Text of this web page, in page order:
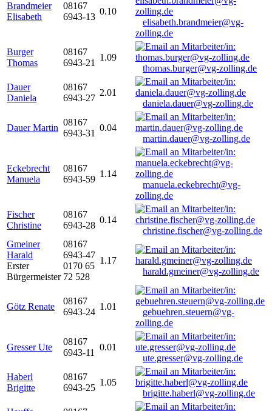
Brandmeier
Elisabeth
08167
6943-13
0.10
elisabeth.brandmeier@vg-
zolling.de
Burger
Thomas
08167
6943-21
1.09
thomas.burger@vg-zolling.de
Dauer
Daniela
08167
6943-27
2.01
daniela.dauer@vg-zolling.de
Dauer Martin
08167
6943-31
0.04
martin.dauer@vg-zolling.de
Eckebrecht
Manuela
08167
6943-59
1.14
manuela.eckebrecht@vg-
zolling.de
Fischer
Christine
08167
6943-28
0.14
christine.fischer@vg-zolling.de
Gmeiner
Harald
Erster
Bürgermeister
08167
6943-47
0170 65
72 528
1.17
harald.gmeiner@vg-zolling.de
Götz Renate
08167
6943-24
1.01
gebuehren.steuern@vg-
zolling.de
Gresser Ute
08167
6943-11
0.01
ute.gresser@vg-zolling.de
Haberl
Brigitte
08167
6943-25
1.05
brigitte.haberl@vg-zolling.de